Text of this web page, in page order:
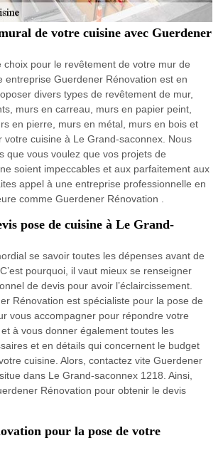
de votre cuisine avec Guerdener
choix pour le revêtement de votre mur de
entreprise Guerdener Rénovation est en
divers types de revêtement de mur,
murs en carreau, murs en papier peint,
en pierre, murs en métal, murs en bois et
votre cuisine à Le Grand-saconnex. Nous
que vous voulez que vos projets de
soient impeccables et aux parfaitement aux
appel à une entreprise professionnelle en
comme Guerdener Rénovation .
pose de cuisine à Le Grand-
se savoir toutes les dépenses avant de
pourquoi, il vaut mieux se renseigner
de devis pour avoir l’éclaircissement.
Rénovation est spécialiste pour la pose de
vous accompagner pour répondre votre
à vous donner également toutes les
et en détails qui concernent le budget
cuisine. Alors, contactez vite Guerdener
dans Le Grand-saconnex 1218. Ainsi,
Rénovation pour obtenir le devis
pour la pose de votre